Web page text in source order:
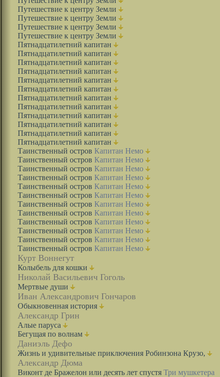
Путешествие к центру Земли
Путешествие к центру Земли
Путешествие к центру Земли
Путешествие к центру Земли
Пятнадцатилетний капитан
Пятнадцатилетний капитан
Пятнадцатилетний капитан
Пятнадцатилетний капитан
Пятнадцатилетний капитан
Пятнадцатилетний капитан
Пятнадцатилетний капитан
Пятнадцатилетний капитан
Пятнадцатилетний капитан
Пятнадцатилетний капитан
Пятнадцатилетний капитан
Пятнадцатилетний капитан
Таинственный остров Капитан Немо
Таинственный остров Капитан Немо
Таинственный остров Капитан Немо
Таинственный остров Капитан Немо
Таинственный остров Капитан Немо
Таинственный остров Капитан Немо
Таинственный остров Капитан Немо
Таинственный остров Капитан Немо
Таинственный остров Капитан Немо
Таинственный остров Капитан Немо
Таинственный остров Капитан Немо
Таинственный остров Капитан Немо
Курт Воннегут
Колыбель для кошки
Николай Васильевич Гоголь
Мертвые души
Иван Александрович Гончаров
Обыкновенная история
Александр Грин
Алые паруса
Бегущая по волнам
Даниэль Дефо
Жизнь и удивительные приключения Робинзона Крузо,
Александр Дюма
Виконт де Бражелон или десять лет спустя Три мушкетера